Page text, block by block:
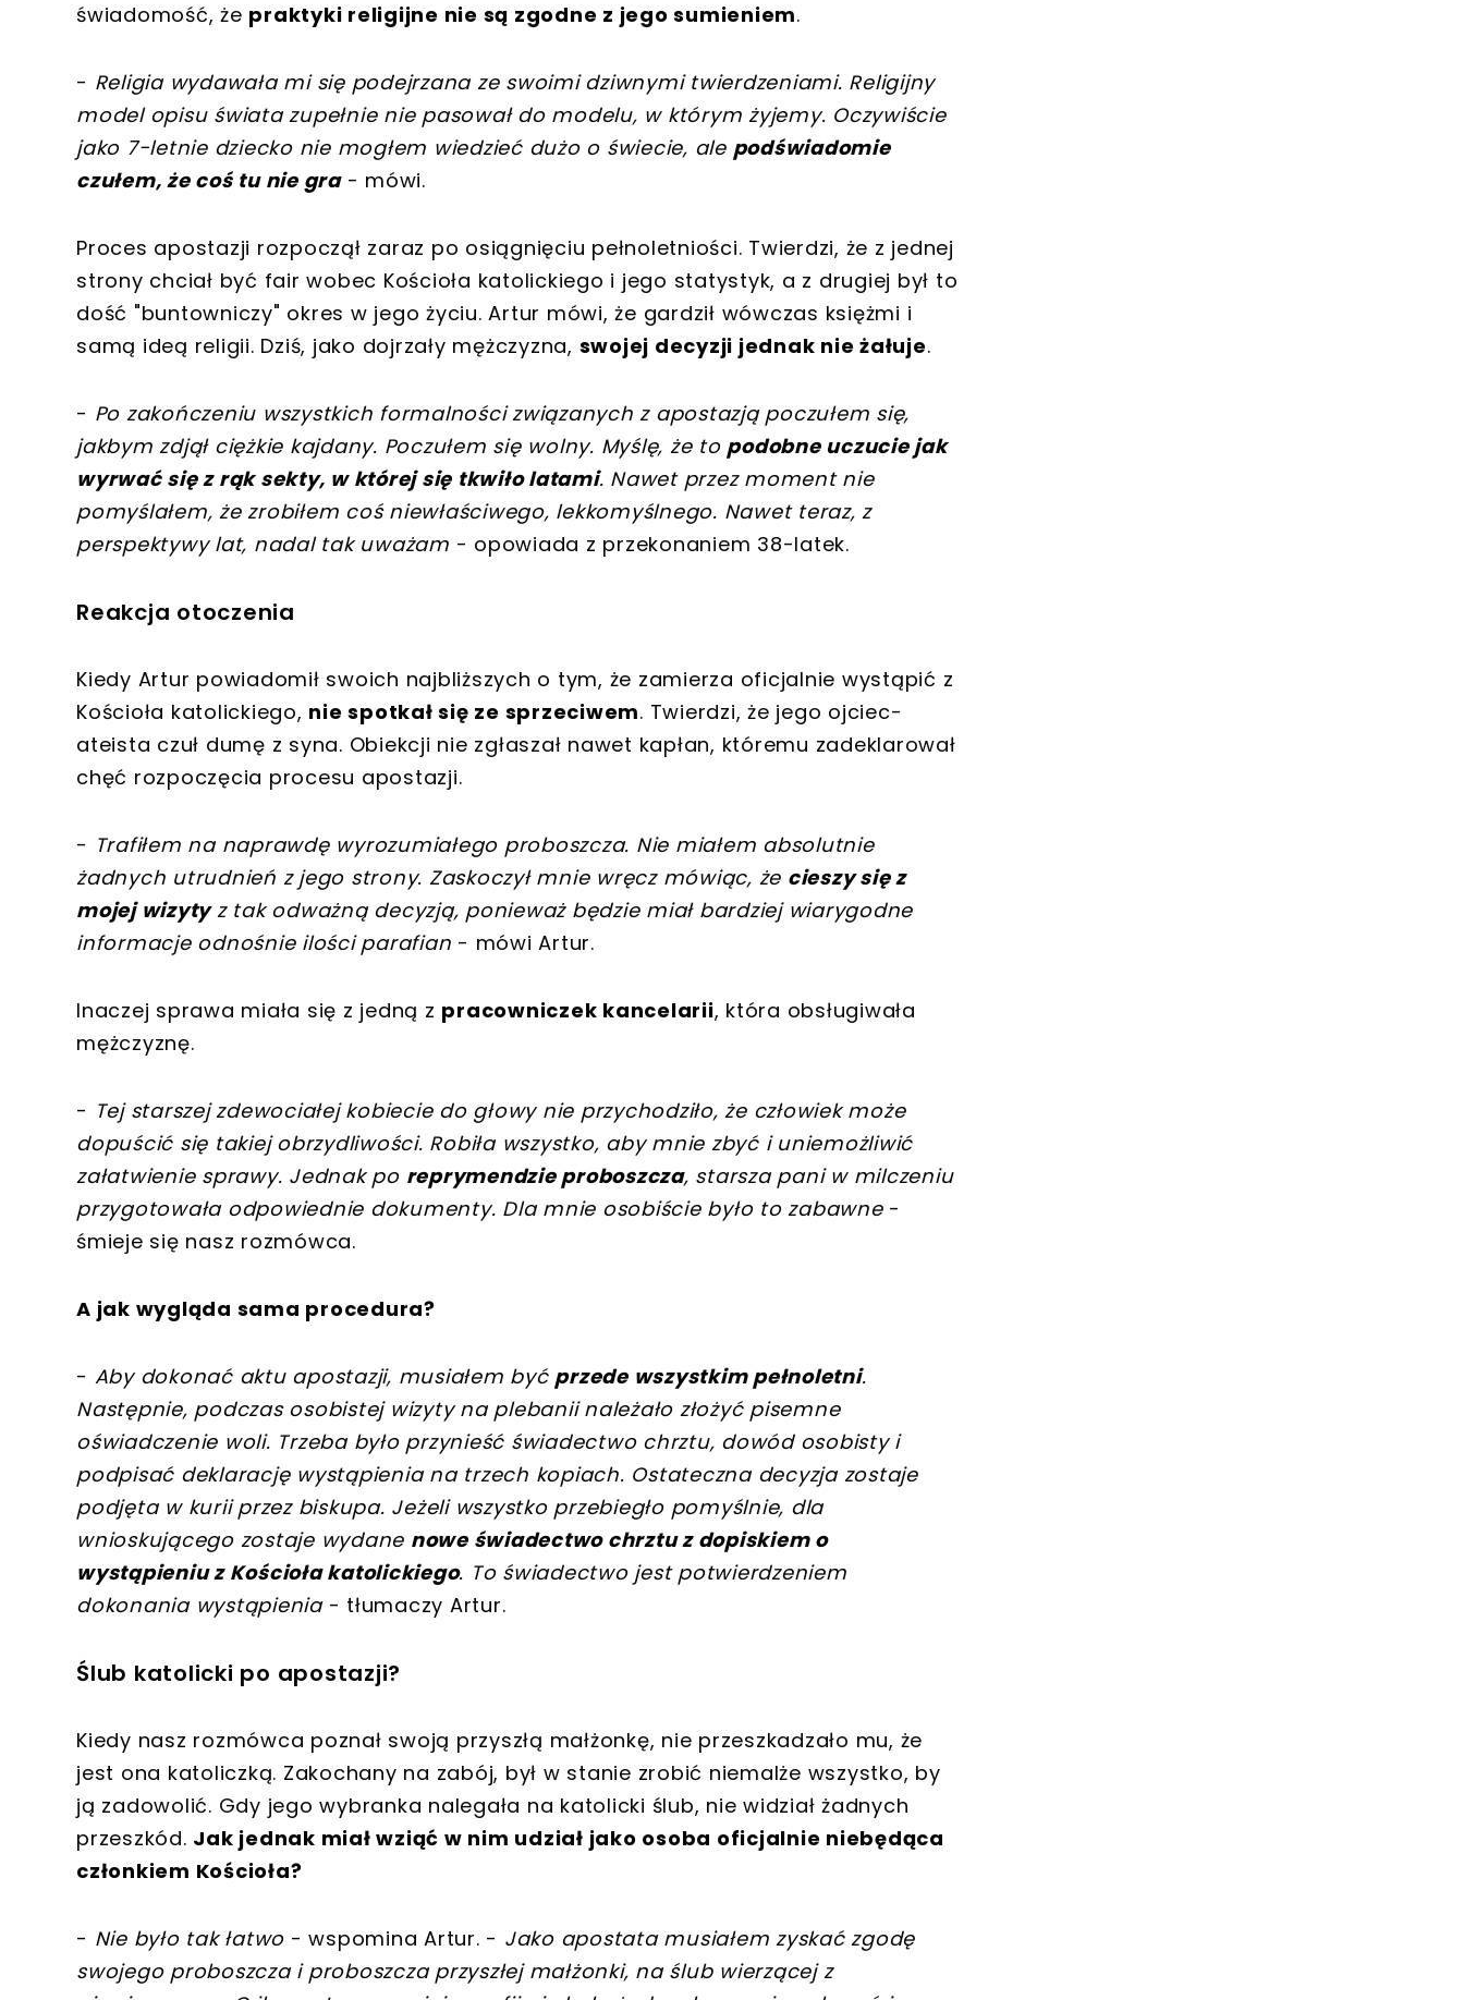
świadomość, że praktyki religijne nie są zgodne z jego sumieniem.
- Religia wydawała mi się podejrzana ze swoimi dziwnymi twierdzeniami. Religijny
model opisu świata zupełnie nie pasował do modelu, w którym żyjemy. Oczywiście
jako 7-letnie dziecko nie mogłem wiedzieć dużo o świecie, ale podświadomie
czułem, że coś tu nie gra- mówi.
Proces apostazji rozpoczął zaraz po osiągnięciu pełnoletniości. Twierdzi, że z jednej
strony chciał być fair wobec Kościoła katolickiego i jego statystyk, a z drugiej był to
dość "buntowniczy" okres w jego życiu. Artur mówi, że gardził wówczas księżmi i
samą ideą religii. Dziś, jako dojrzały mężczyzna, swojej decyzji jednak nie żałuje.
- Po zakończeniu wszystkich formalności związanych z apostazją poczułem się,
jakbym zdjął ciężkie kajdany. Poczułem się wolny. Myślę, że to podobne uczucie jak
wyrwać się z rąk sekty, w której się tkwiło latami. Nawet przez moment nie
pomyślałem, że zrobiłem coś niewłaściwego, lekkomyślnego. Nawet teraz, z
perspektywy lat, nadal tak uważam - opowiada z przekonaniem 38-latek.
Reakcja otoczenia
Kiedy Artur powiadomił swoich najbliższych o tym, że zamierza oficjalnie wystąpić z
Kościoła katolickiego, nie spotkał się ze sprzeciwem. Twierdzi, że jego ojciec-
ateista czuł dumę z syna. Obiekcji nie zgłaszał nawet kapłan, któremu zadeklarował
chęć rozpoczęcia procesu apostazji.
- Trafiłem na naprawdę wyrozumiałego proboszcza. Nie miałem absolutnie
żadnych utrudnień z jego strony. Zaskoczył mnie wręcz mówiąc, że cieszy się z
mojej wizytyz tak odważną decyzją, ponieważ będzie miał bardziej wiarygodne
informacje odnośnie ilości parafian - mówi Artur.
Inaczej sprawa miała się z jedną z pracowniczek kancelarii, która obsługiwała
mężczyznę.
- Tej starszej zdewociałej kobiecie do głowy nie przychodziło, że człowiek może
dopuścić się takiej obrzydliwości. Robiła wszystko, aby mnie zbyć i uniemożliwić
załatwienie sprawy. Jednak po reprymendzie proboszcza, starsza pani w milczeniu
przygotowała odpowiednie dokumenty. Dla mnie osobiście było to zabawne-
śmieje się nasz rozmówca.
A jak wygląda sama procedura?
- Aby dokonać aktu apostazji, musiałem być przede wszystkim pełnoletni.
Następnie, podczas osobistej wizyty na plebanii należało złożyć pisemne
oświadczenie woli. Trzeba było przynieść świadectwo chrztu, dowód osobisty i
podpisać deklarację wystąpienia na trzech kopiach. Ostateczna decyzja zostaje
podjęta w kurii przez biskupa. Jeżeli wszystko przebiegło pomyślnie, dla
wnioskującego zostaje wydane nowe świadectwo chrztu z dopiskiem o
wystąpieniu z Kościoła katolickiego. To świadectwo jest potwierdzeniem
dokonania wystąpienia- tłumaczy Artur.
Ślub katolicki po apostazji?
Kiedy nasz rozmówca poznał swoją przyszłą małżonkę, nie przeszkadzało mu, że
jest ona katoliczką. Zakochany na zabój, był w stanie zrobić niemalże wszystko, by
ją zadowolić. Gdy jego wybranka nalegała na katolicki ślub, nie widział żadnych
przeszkód. Jak jednak miał wziąć w nim udział jako osoba oficjalnie niebędąca
członkiem Kościoła?
- Nie było tak łatwo - wspomina Artur. - Jako apostata musiałem zyskać zgodę
swojego proboszcza i proboszcza przyszłej małżonki, na ślub wierzącej z